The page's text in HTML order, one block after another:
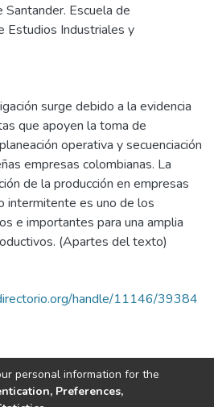
Escuela de
Estudios Industriales y
surge debido a la evidencia
que apoyen la toma de
operativa y secuenciación
empresas colombianas. La
de la producción en empresas
intermitente es uno de los
e importantes para una amplia
(Apartes del texto)
handle/11146/39384
personal information for the
Preferences,